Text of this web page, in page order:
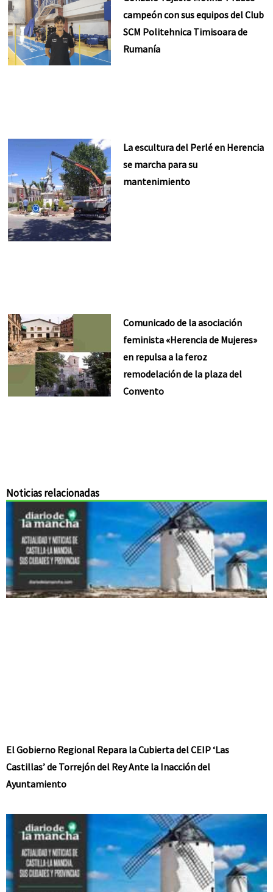
campeón con sus equipos del Club
SCM Politehnica Timisoara de
Rumanía
La escultura del Perlé en Herencia
se marcha para su
mantenimiento
Comunicado de la asociación
feminista «Herencia de Mujeres»
en repulsa a la feroz
remodelación de la plaza del
Convento
Noticias relacionadas
El Gobierno Regional Repara la Cubierta del CEIP ‘Las
Castillas’ de Torrejón del Rey Ante la Inacción del
Ayuntamiento